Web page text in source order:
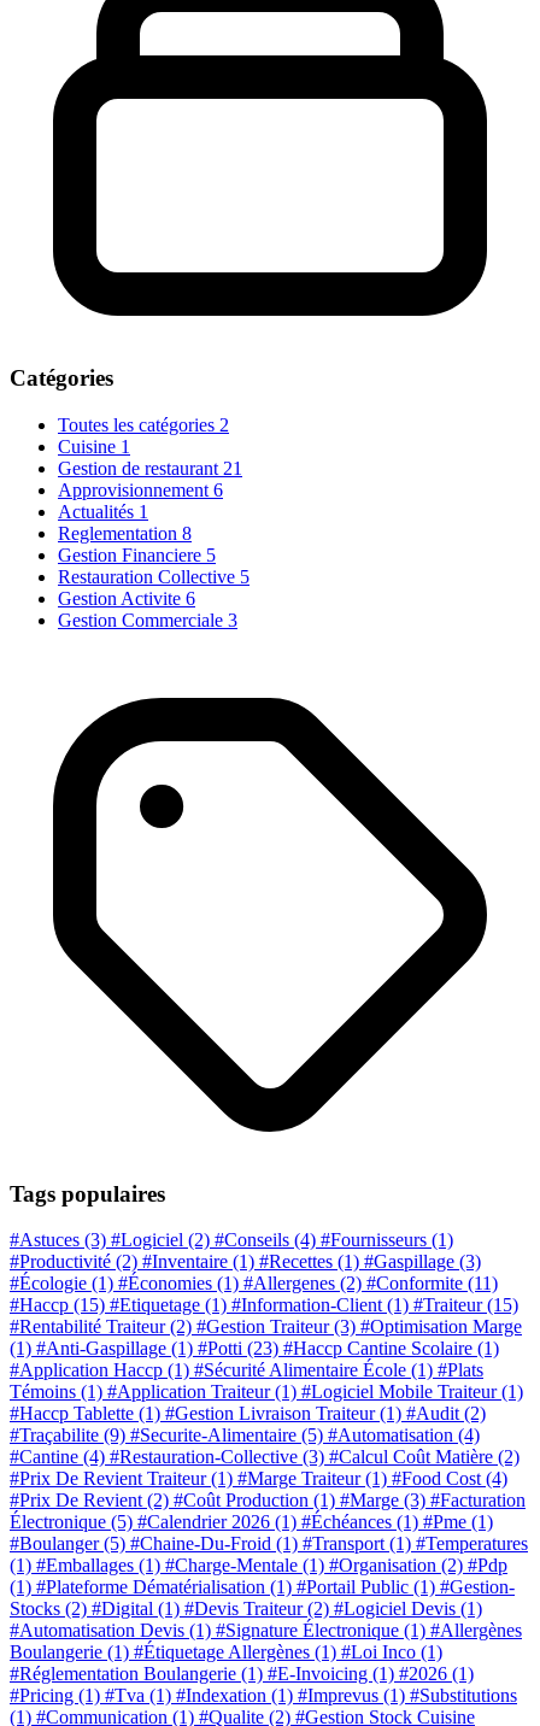
Catégories
Toutes les catégories 2
Cuisine 1
Gestion de restaurant 21
Approvisionnement 6
Actualités 1
Reglementation 8
Gestion Financiere 5
Restauration Collective 5
Gestion Activite 6
Gestion Commerciale 3
Tags populaires
#Astuces (3) #Logiciel (2) #Conseils (4) #Fournisseurs (1)
#Productivité (2) #Inventaire (1) #Recettes (1) #Gaspillage (3)
#Écologie (1) #Économies (1) #Allergenes (2) #Conformite (11)
#Haccp (15) #Etiquetage (1) #Information-Client (1) #Traiteur(15)
#Rentabilité Traiteur(2) #Gestion Traiteur(3) #Optimisation Marge
(1) #Anti-Gaspillage (1) #Potti (23) #Haccp Cantine Scolaire (1)
#Application Haccp (1) #Sécurité Alimentaire École (1) #Plats
Témoins (1) #Application Traiteur(1) #Logiciel Mobile Traiteur(1)
#Haccp Tablette (1) #Gestion Livraison Traiteur(1) #Audit (2)
#Traçabilite (9) #Securite-Alimentaire (5) #Automatisation (4)
#Cantine (4) #Restauration-Collective (3) #Calcul Coût Matière (2)
#Prix De Revient Traiteur(1) #Marge Traiteur(1) #Food Cost (4)
#Prix De Revient (2) #Coût Production (1) #Marge (3) #Facturation
Électronique (5) #Calendrier 2026 (1) #Échéances (1) #Pme (1)
#Boulanger(5) #Chaine-Du-Froid (1) #Transport (1) #Temperatures
(1) #Emballages (1) #Charge-Mentale (1) #Organisation (2) #Pdp
(1) #Plateforme Dématérialisation (1) #Portail Public (1) #Gestion-
Stocks (2) #Digital (1) #Devis Traiteur(2) #Logiciel Devis (1)
#Automatisation Devis (1) #Signature Électronique (1) #Allergènes
Boulangerie (1) #Étiquetage Allergènes (1) #Loi Inco (1)
#Réglementation Boulangerie (1) #E-Invoicing (1) #2026 (1)
#Pricing (1) #Tva (1) #Indexation (1) #Imprevus (1) #Substitutions
(1) #Communication (1) #Qualite (2) #Gestion Stock Cuisine